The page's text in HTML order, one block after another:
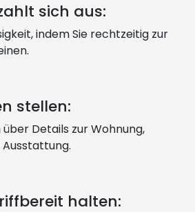
sich aus:
indem Sie rechtzeitig zur
stellen:
Details zur Wohnung,
halten: